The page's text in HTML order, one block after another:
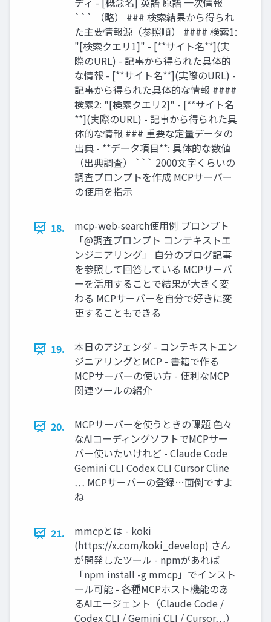
``` （略） ### 検索結果から得られ
た主要情報源（参照順） #### 検索1:
"[検索クエリ1]" - [**サイト名**](実
際のURL) - 記事から得られた具体的
な情報 - [**サイト名**](実際のURL) -
記事から得られた具体的な情報 ####
検索2: "[検索クエリ2]" - [**サイト名
**](実際のURL) - 記事から得られた具
体的な情報 ### 重要な定量データの
出典 - **データ項目**: 具体的な数値
（出典調査） ``` 2000文字くらいの
調査プロンプトを作成 MCPサーバー
の使用を指示
18.
mcp-web-search使用例 プロンプト
「@調査プロンプト コンテキストエ
ンジニアリング」 自分のブログ記事
を参照して回答している MCPサーバ
ーを活用することで結果が大きく変
わる MCPサーバーを自分で好きに変
更することもできる
19.
本日のアジェンダ - コンテキストエン
ジニアリングとMCP - 書籍で作る
MCPサーバーの使い方 - 便利なMCP
関連ツールの紹介
20.
MCPサーバーを使うときの課題 色々
なAIコーディングソフトでMCPサー
バー使いたいけれど - Claude Code
Gemini CLI Codex CLI Cursor Cline
… MCPサーバーの登録…面倒ですよ
ね
21.
mmcpとは - koki
(https://x.com/koki_develop) さん
が開発したツール - npmがあれば
「npm install -g mmcp」でインスト
ール可能 - 各種MCPホスト機能のあ
るAIエージェント（Claude Code /
Codex CLI / Gemini CLI / Cursor…）